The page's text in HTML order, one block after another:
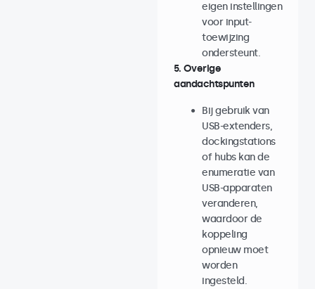
eigen instellingen
voor input-
toewijzing
ondersteunt.
5. Overige
aandachtspunten
Bij gebruik van
USB-extenders,
dockingstations
of hubs kan de
enumeratie van
USB-apparaten
veranderen,
waardoor de
koppeling
opnieuw moet
worden
ingesteld.